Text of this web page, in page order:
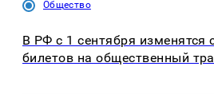
Общество
В РФ с 1 сентября изменятся
билетов на общественный